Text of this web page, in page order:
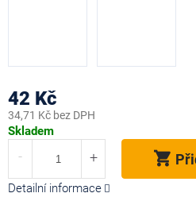
42 Kč
34,71 Kč bez DPH
Měrná
Skladem
Detailní informace